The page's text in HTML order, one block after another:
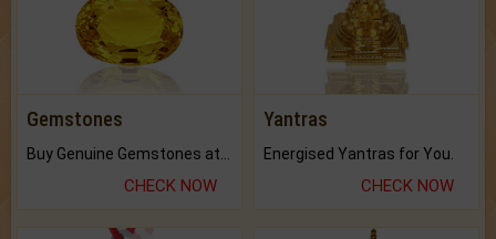
Gemstones
CHECK NOW
Yantras
Energised Yantras for You.
CHECK NOW